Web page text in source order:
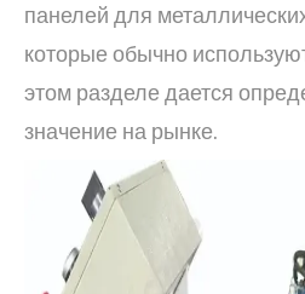
панелей для
которые обычно
этом разделе дается
значение на рынке.